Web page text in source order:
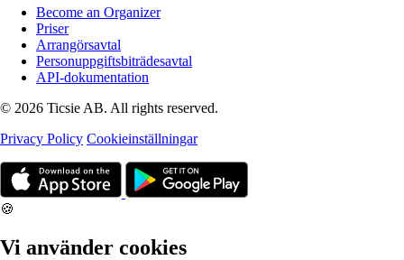
Become an Organizer
Priser
Arrangörsavtal
Personuppgiftsbiträdesavtal
API-dokumentation
© 2026 Ticsie AB. All rights reserved.
Privacy Policy Cookieinställningar
🍪
Vi använder cookies